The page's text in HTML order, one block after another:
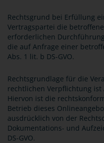
Rechtsgrund bei Erfüllung
Vertragspartei die
erforderlichen
die auf Anfrage einer
Abs. 1 lit. b DS-GVO.
Rechtsgrundlage für die
rechtlichen Verpflichtung ist
Hiervon ist die
Betrieb dieses
ausdrücklich von der
Dokumentations- und
DS-GVO.